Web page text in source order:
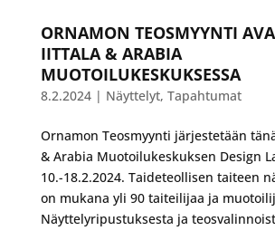
ORNAMON TEOSMYYNTI
IITTALA & ARABIA
MUOTOILUKESKUKSESSA
8.2.2024| Näyttelyt, Tapahtumat
Ornamon Teosmyynti järjestetään
& Arabia Muotoilukeskuksen Design
10.-18.2.2024. Taideteollisen taiteen
on mukana yli 90 taiteilijaa ja
Näyttelyripustuksesta ja